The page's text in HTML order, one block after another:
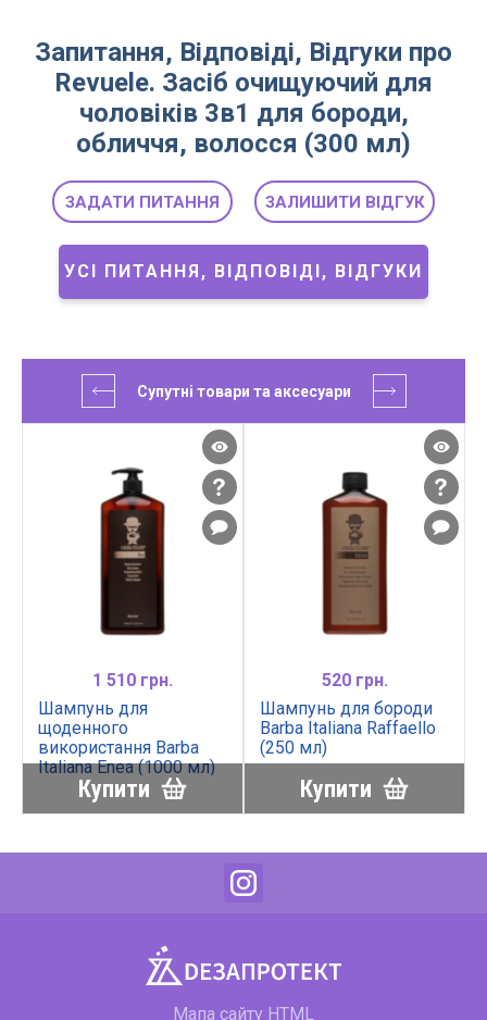
Запитання, Відповіді, Відгуки про
Revuele. Засіб очищуючий для
чоловіків 3в1 для бороди,
обличчя, волосся (300 мл)
ЗАДАТИ ПИТАННЯ ЗАЛИШИТИ ВІДГУК
УСІ ПИТАННЯ, ВІДПОВІДІ, ВІДГУКИ
Супутні товари та аксесуари
Купити
1 510 грн.
Шампунь для
щоденного
використання Barba
Italiana Enea (1000 мл)
Купити
520 грн.
Шампунь для бороди
Barba Italiana Raffaello
(250 мл)
Мапа сайту HTML